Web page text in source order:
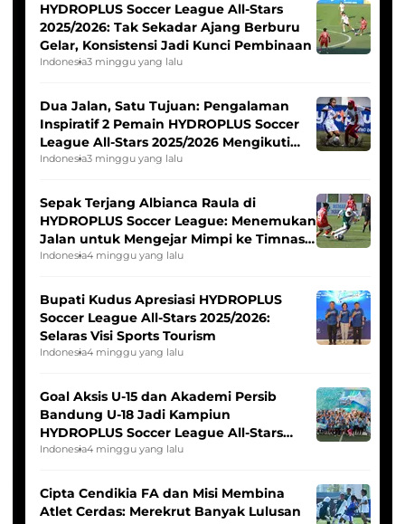
HYDROPLUS Soccer League All-Stars
2025/2026: Tak Sekadar Ajang Berburu
Gelar, Konsistensi Jadi Kunci Pembinaan
Indonesia3 minggu yang lalu
Dua Jalan, Satu Tujuan: Pengalaman
Inspiratif 2 Pemain HYDROPLUS Soccer
League All-Stars 2025/2026 Mengikuti
Seleksi Timnas Indonesia Putri
Indonesia3 minggu yang lalu
Sepak Terjang Albianca Raula di
HYDROPLUS Soccer League: Menemukan
Jalan untuk Mengejar Mimpi ke Timnas
Indonesia Putri
Indonesia4 minggu yang lalu
Bupati Kudus Apresiasi HYDROPLUS
Soccer League All-Stars 2025/2026:
Selaras Visi Sports Tourism
Indonesia4 minggu yang lalu
Goal Aksis U-15 dan Akademi Persib
Bandung U-18 Jadi Kampiun
HYDROPLUS Soccer League All-Stars
2025/2026
Indonesia4 minggu yang lalu
Cipta Cendikia FA dan Misi Membina
Atlet Cerdas: Merekrut Banyak Lulusan